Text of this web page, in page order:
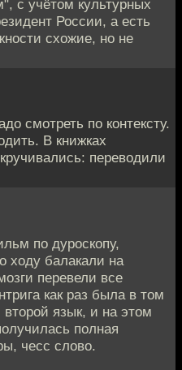
с учётом культурных
России, а есть
схожие, но не
смотреть по контексту.
В книжках
переводили
по дуроскопу,
ходу балакали на
перевели все
как раз была в том
язык, и на этом
полная
чесс слово.